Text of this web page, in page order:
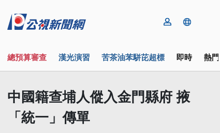
總預算審查 漢光演習 苦茶油苯駢芘超標 即時 熱
中國籍查埔人傱入金門縣府 掖
「統一」傳單